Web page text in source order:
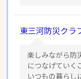
東三河防災クラ
楽しみながら防
につなげていく
いつもの暮らし